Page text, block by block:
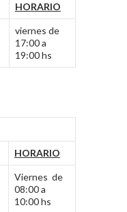
HORARIO
viernes de
17:00 a
19:00 hs
HORARIO
Viernes de
08:00 a
10:00 hs